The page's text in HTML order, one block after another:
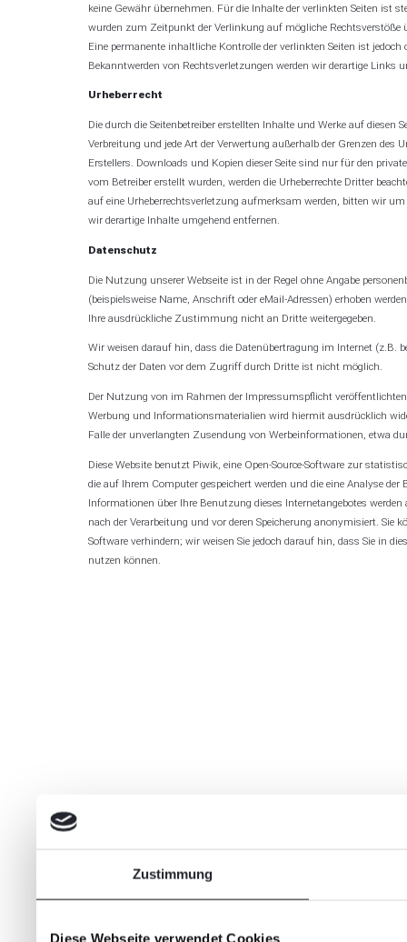
Zustimmung
Diese Webseite verwendet Cookies
keine Gewähr übernehmen. Für die Inhalte der verlinkten Seiten ist
wurden zum Zeitpunkt der Verlinkung auf mögliche
Eine permanente inhaltliche Kontrolle der verlinkten Seiten ist
Bekanntwerden von Rechtsverletzungen werden wir derartige Links
Urheberrecht
Die durch die Seitenbetreiber erstellten Inhalte und Werke auf
Verbreitung und jede Art der Verwertung außerhalb der Grenzen
Erstellers. Downloads und Kopien dieser Seite sind nur für den
vom Betreiber erstellt wurden, werden die Urheberrechte Dritter
auf eine Urheberrechtsverletzung aufmerksam werden, bitten wir
wir derartige Inhalte umgehend entfernen.
Datenschutz
Die Nutzung unserer Webseite ist in der Regel ohne Angabe
(beispielsweise Name, Anschrift oder eMail-Adressen) erhoben
Ihre ausdrückliche Zustimmung nicht an Dritte weitergegeben.
Wir weisen darauf hin, dass die Datenübertragung im Internet (z.B.
Schutz der Daten vor dem Zugriff durch Dritte ist nicht möglich.
Der Nutzung von im Rahmen der Impressumspflicht
Werbung und Informationsmaterialien wird hiermit ausdrücklich
Falle der unverlangten Zusendung von Werbeinformationen, etwa
Diese Website benutzt Piwik, eine Open-Source-Software zur
die auf Ihrem Computer gespeichert werden und die eine Analyse
Informationen über Ihre Benutzung dieses Internetangebotes
nach der Verarbeitung und vor deren Speicherung anonymisiert. Sie
Software verhindern; wir weisen Sie jedoch darauf hin, dass Sie in
nutzen können.